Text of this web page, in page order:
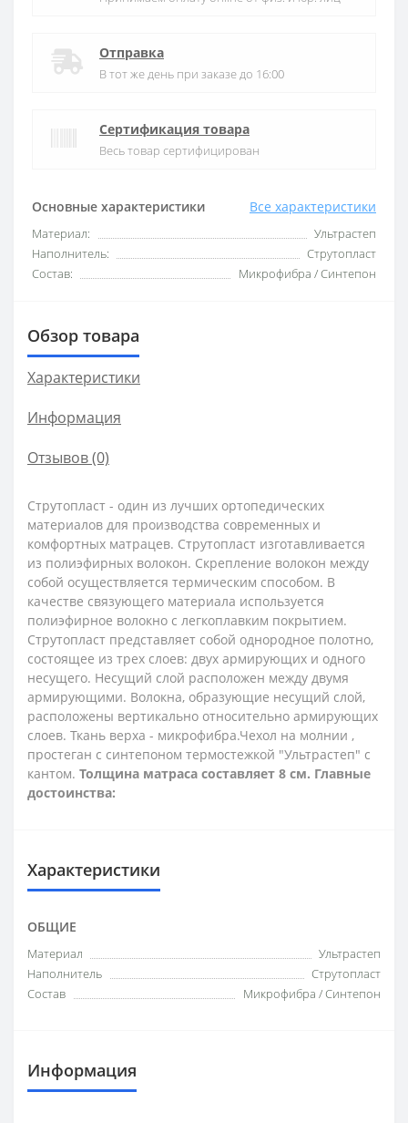
Основные характеристики Все характеристики
Материал:
Ультрастеп
Наполнитель:
Струтопласт
Состав:
Микрофибра / Синтепон
Отправка
В тот же день при заказе до 16:00
Сертификация товара
Весь товар сертифицирован
Обзор товара
Характеристики
Информация
Отзывов (0)
Струтопласт - один из лучших ортопедических
материалов для производства современных и
комфортных матрацев. Струтопласт изготавливается
из полиэфирных волокон. Скрепление волокон между
собой осуществляется термическим способом. В
качестве связующего материала используется
полиэфирное волокно с легкоплавким покрытием.
Струтопласт представляет собой однородное полотно,
состоящее из трех слоев: двух армирующих и одного
несущего. Несущий слой расположен между двумя
армирующими. Волокна, образующие несущий слой,
расположены вертикально относительно армирующих
слоев. Ткань верха - микрофибра.Чехол на молнии ,
простеган с синтепоном термостежкой "Ультрастеп" с
кантом. Толщина матраса составляет 8 см. Главные
достоинства:
Характеристики
ОБЩИЕ
Материал
Ультрастеп
Наполнитель
Струтопласт
Состав
Микрофибра / Синтепон
Информация